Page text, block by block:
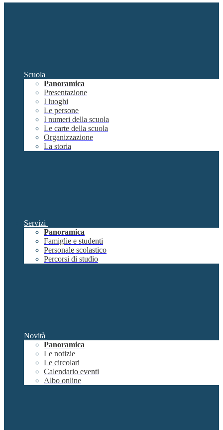
Scuola
Panoramica
Presentazione
I luoghi
Le persone
I numeri della scuola
Le carte della scuola
Organizzazione
La storia
Servizi
Panoramica
Famiglie e studenti
Personale scolastico
Percorsi di studio
Novità
Panoramica
Le notizie
Le circolari
Calendario eventi
Albo online